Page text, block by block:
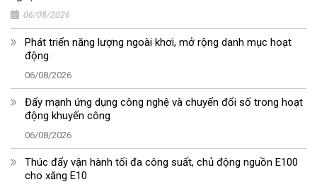
06/08/2026
Phát triển năng lượng ngoài khơi, mở rộng danh mục hoạt
động
06/08/2026
Đẩy mạnh ứng dụng công nghệ và chuyển đổi số trong hoạt
động khuyến công
06/08/2026
Thúc đẩy vận hành tối đa công suất, chủ động nguồn E100
cho xăng E10